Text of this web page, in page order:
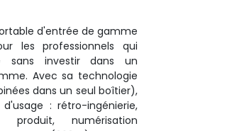
d'entrée de gamme
les professionnels qui
sans investir dans un
Avec sa technologie
dans un seul boîtier),
: rétro-ingénierie,
produit, numérisation